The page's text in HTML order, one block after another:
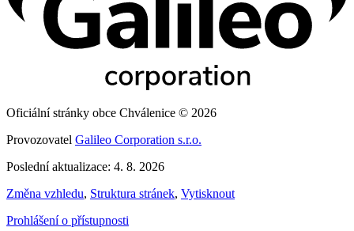
Oficiální stránky obce Chválenice © 2026
Provozovatel Galileo Corporation s.r.o.
Poslední aktualizace: 4. 8. 2026
Změna vzhledu, Struktura stránek, Vytisknout
Prohlášení o přístupnosti